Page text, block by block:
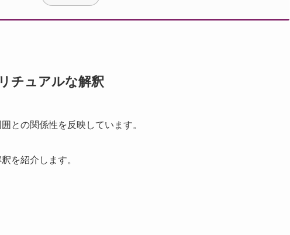
チュアルな解釈
との関係性を反映しています。
を紹介します。